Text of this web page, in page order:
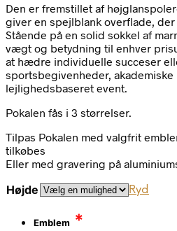
Den er fremstillet af
giver en spejlblank overflade,
Stående på en solid sokkel af
vægt og betydning til enhver
at hædre individuelle succeser
sportsbegivenheder,
lejlighedsbaseret event.
Pokalen fås i 3 størrelser.
Tilpas Pokalen med valgfrit
tilkøbes
Eller med gravering på
Højde Ryd
Emblem *